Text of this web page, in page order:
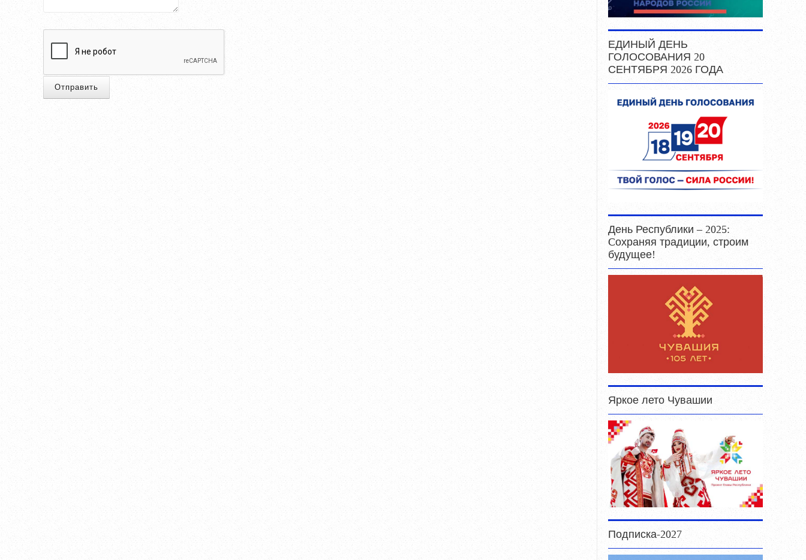
Отправить
ЕДИНЫЙ ДЕНЬ
ГОЛОСОВАНИЯ 20
СЕНТЯБРЯ 2026 ГОДА
День Республики – 2025:
Cохраняя традиции, строим
будущее!
Яркое лето Чувашии
Подписка-2027